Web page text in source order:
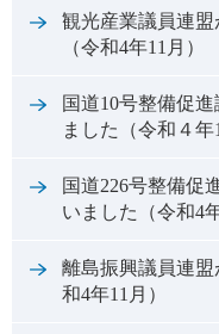
観光産業議員連
（令和4年11月）
国道10号整備促
ました（令和４年
国道226号整備促
いました（令和4
離島振興議員連
和4年11月）